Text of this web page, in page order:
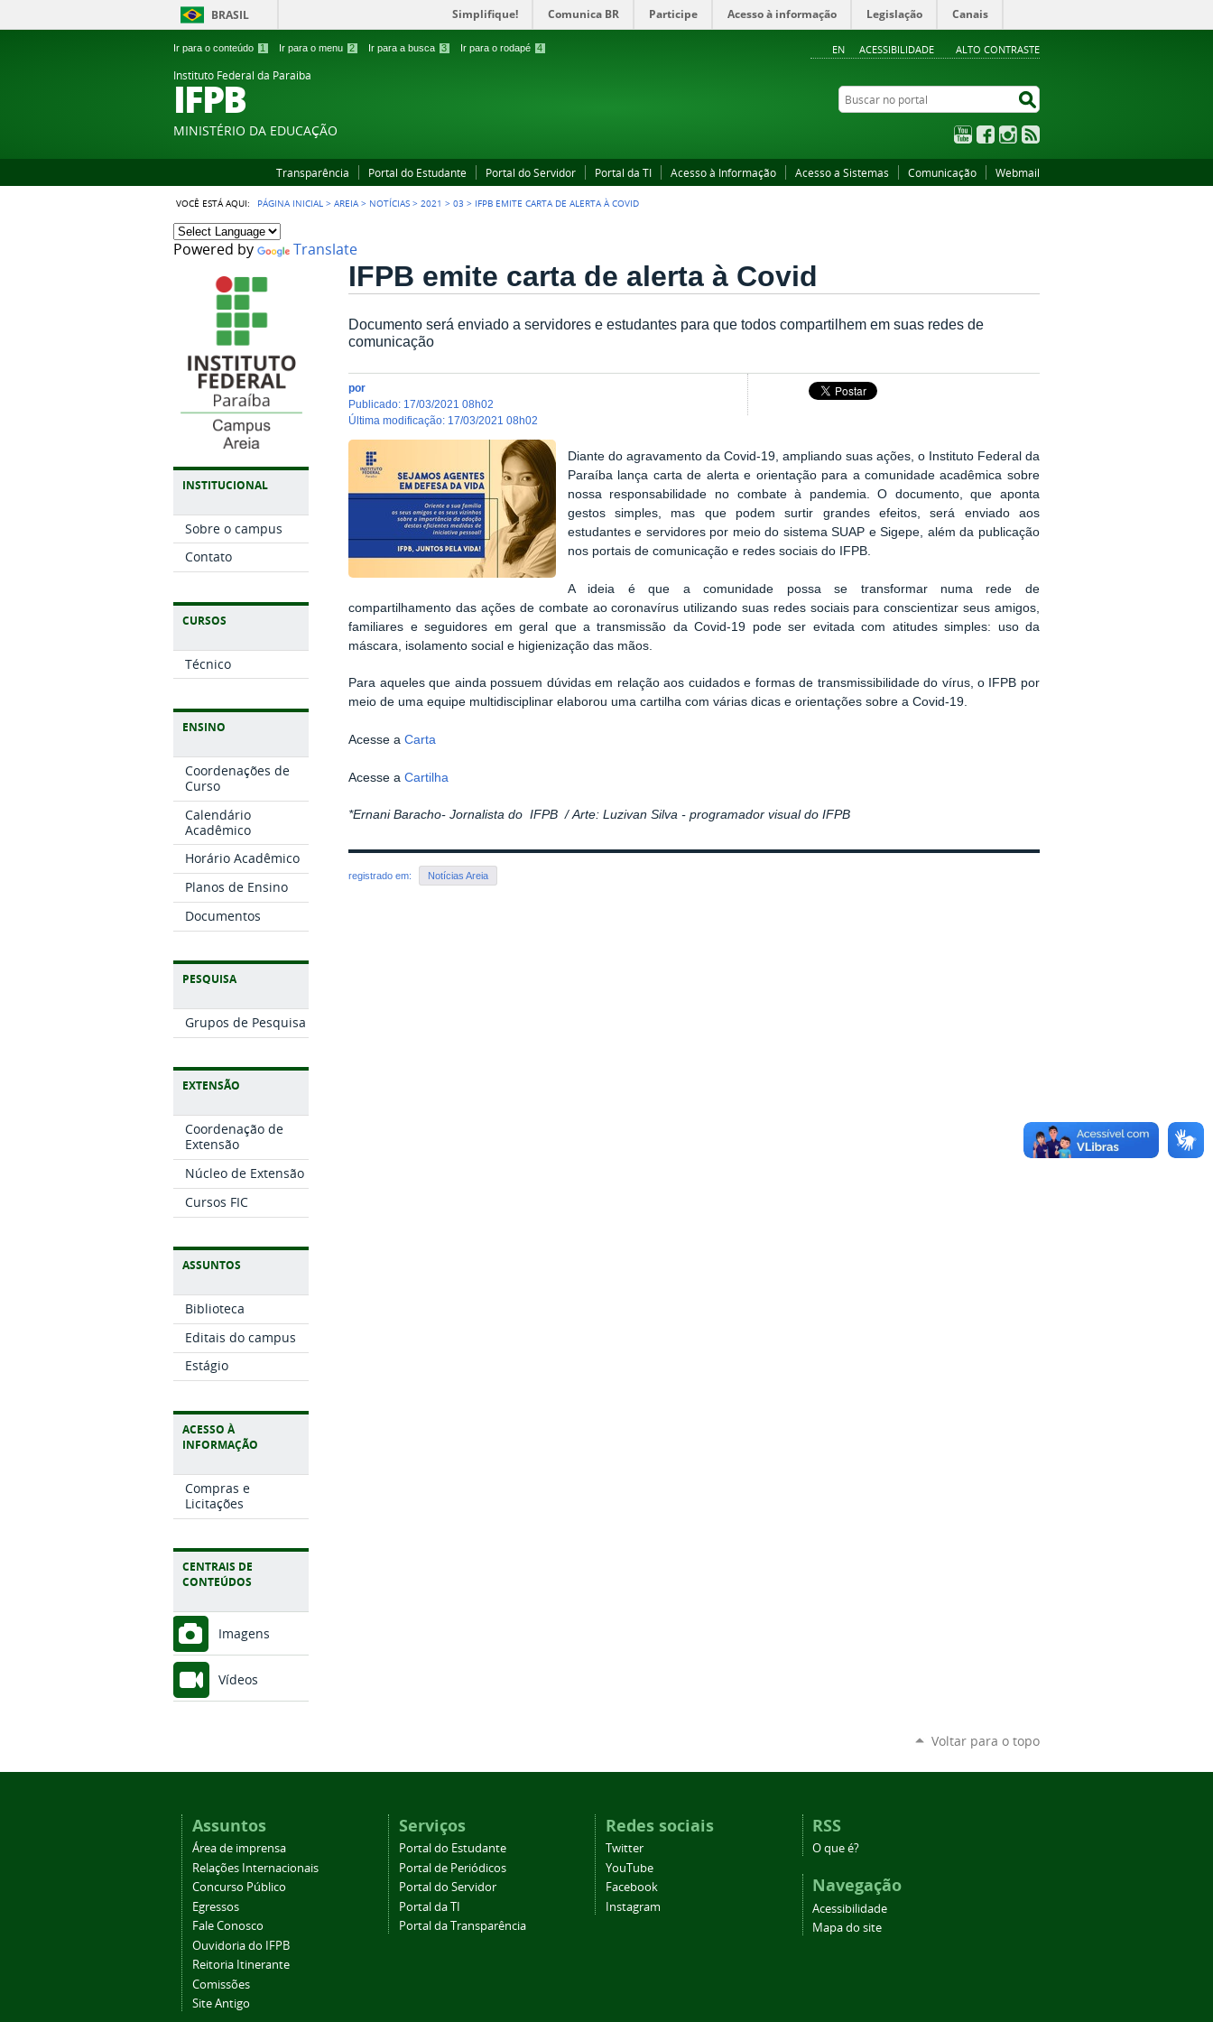
BRASIL Simplifique! Comunica BR Participe Acesso à informação Legislação Canais
Ir para o conteúdo 1 Ir para o menu 2 Ir para a busca 3 Ir para o rodapé 4 EN ACESSIBILIDADE ALTO CONTRASTE
Instituto Federal da Paraiba
IFPB
MINISTÉRIO DA EDUCAÇÃO
Buscar no portal
YouTubeFacebookInstagram
Transparência Portal do Estudante Portal do Servidor Portal da TI Acesso à Informação Acesso a Sistemas Comunicação Webmail
VOCÊ ESTÁ AQUI: PÁGINA INICIAL >AREIA > NOTÍCIAS >2021 >03 > IFPB EMITE CARTA DE ALERTA À COVID
Powered by Translate
INSTITUCIONAL
Sobre o campus
Contato
CURSOS
Técnico
ENSINO
Coordenações de
Curso
Calendário
Acadêmico
Horário Acadêmico
Planos de Ensino
Documentos
PESQUISA
Grupos de Pesquisa
EXTENSÃO
Coordenação de
Extensão
Núcleo de Extensão
Cursos FIC
ASSUNTOS
Biblioteca
Editais do campus
Estágio
ACESSO À
INFORMAÇÃO
Compras e
Licitações
CENTRAIS DE
CONTEÚDOS
Imagens
Vídeos
IFPB emite carta de alerta à Covid
Documento será enviado a servidores e estudantes para que todos compartilhem em suas redes de
comunicação
por
publicado: 17/03/2021 08h02
última modificação: 17/03/2021 08h02
Diante do agravamento da Covid-19, ampliando suas ações, o Instituto Federal da
Paraíba lança carta de alerta e orientação para a comunidade acadêmica sobre
nossa responsabilidade no combate à pandemia. O documento, que aponta
gestos simples, mas que podem surtir grandes efeitos, será enviado aos
estudantes e servidores por meio do sistema SUAP e Sigepe, além da publicação
nos portais de comunicação e redes sociais do IFPB.
A ideia é que a comunidade possa se transformar numa rede de
compartilhamento das ações de combate ao coronavírus utilizando suas redes sociais para conscientizar seus amigos,
familiares e seguidores em geral que a transmissão da Covid-19 pode ser evitada com atitudes simples: uso da
máscara, isolamento social e higienização das mãos.
Para aqueles que ainda possuem dúvidas em relação aos cuidados e formas de transmissibilidade do vírus, o IFPB por
meio de uma equipe multidisciplinar elaborou uma cartilha com várias dicas e orientações sobre a Covid-19.
Acesse aCarta
Acesse aCartilha
*Ernani Baracho- Jornalista do IFPB / Arte: Luzivan Silva - programador visual do IFPB
registrado em: Notícias Areia
Voltar para o topo
Assuntos
Área de imprensa
Relações Internacionais
Concurso Público
Egressos
Fale Conosco
Ouvidoria do IFPB
Reitoria Itinerante
Comissões
Site Antigo
Serviços
Portal do Estudante
Portal de Periódicos
Portal do Servidor
Portal da TI
Portal da Transparência
Redes sociais
Twitter
YouTube
Facebook
Instagram
RSS
O que é?
Navegação
Acessibilidade
Mapa do site